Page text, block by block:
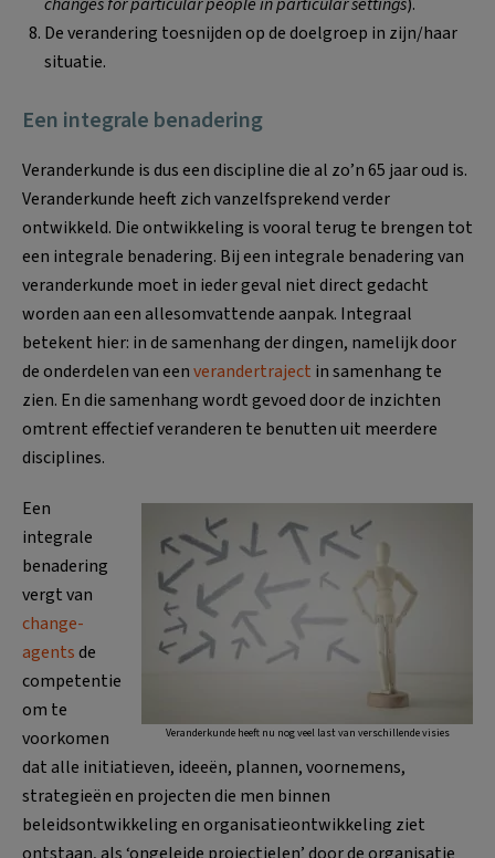
De verandering toesnijden op de doelgroep in zijn/haar
situatie.
Een integrale benadering
Veranderkunde is dus een discipline die al zo’n 65 jaar oud is.
Veranderkunde heeft zich vanzelfsprekend verder
ontwikkeld. Die ontwikkeling is vooral terug te brengen tot
een integrale benadering. Bij een integrale benadering van
veranderkunde moet in ieder geval niet direct gedacht
worden aan een allesomvattende aanpak. Integraal
betekent hier: in de samenhang der dingen, namelijk door
de onderdelen van eenverandertraject in samenhang te
zien. En die samenhang wordt gevoed door de inzichten
omtrent effectief veranderen te benutten uit meerdere
disciplines.
Veranderkunde heeft nu nog veel last van verschillende visies
Een
integrale
benadering
vergt van
change-
agentsde
competentie
om te
voorkomen
dat alle initiatieven, ideeën, plannen, voornemens,
strategieën en projecten die men binnen
beleidsontwikkeling en organisatieontwikkeling ziet